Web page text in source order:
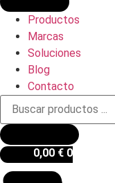
Productos
Marcas
Soluciones
Blog
Contacto
Búsqueda
productos
0,00 € 0